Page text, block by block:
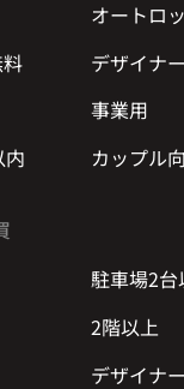
オートロ
デザイナ
事業用
内
カップル
駐車場2台
2階以上
デザイナ